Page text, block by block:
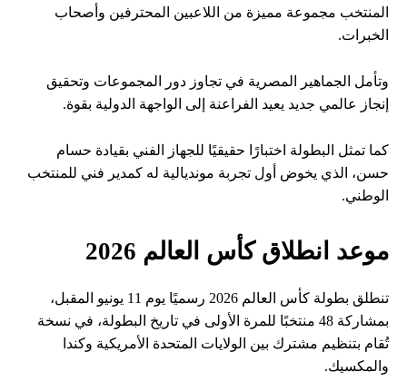
المنتخب مجموعة مميزة من اللاعبين المحترفين وأصحاب
الخبرات.
وتأمل الجماهير المصرية في تجاوز دور المجموعات وتحقيق
إنجاز عالمي جديد يعيد الفراعنة إلى الواجهة الدولية بقوة.
كما تمثل البطولة اختبارًا حقيقيًا للجهاز الفني بقيادة حسام
حسن، الذي يخوض أول تجربة مونديالية له كمدير فني للمنتخب
الوطني.
موعد انطلاق كأس العالم 2026
تنطلق بطولة كأس العالم 2026 رسميًا يوم 11 يونيو المقبل،
بمشاركة 48 منتخبًا للمرة الأولى في تاريخ البطولة، في نسخة
تُقام بتنظيم مشترك بين الولايات المتحدة الأمريكية وكندا
والمكسيك.